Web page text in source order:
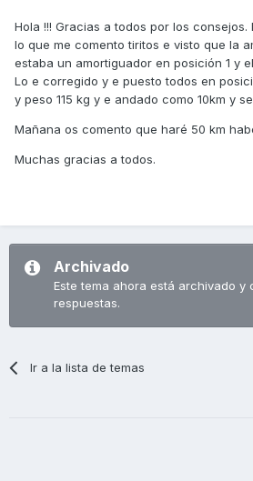
Hola !!! Gracias a todos por los consejos.
lo que me comento tiritos e visto que la
estaba un amortiguador en posición 1 y
Lo e corregido y e puesto todos en
y peso 115 kg y e andado como 10km y
Mañana os comento que haré 50 km
Muchas gracias a todos.
Archivado
Este tema ahora está archivado y
respuestas.
Ir a la lista de temas